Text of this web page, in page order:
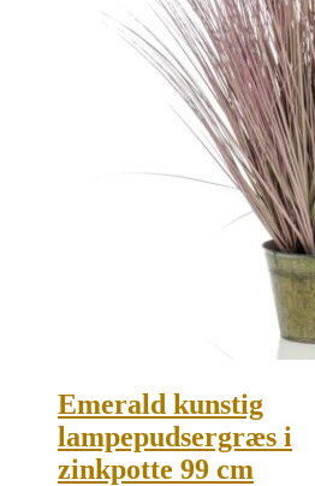
Emerald kunstig
lampepudsergræs i
zinkpotte 99 cm